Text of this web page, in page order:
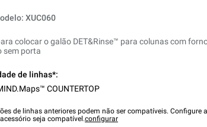
XUC060
colocar o galão DET&Rinse™ para colunas com
sem porta
de linhas*:
COUNTERTOP
de linhas anteriores podem não ser compatíveis. Configure
seja compatível.configurar